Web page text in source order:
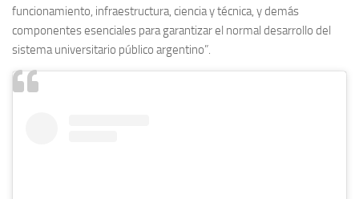
funcionamiento, infraestructura, ciencia y técnica, y demás
componentes esenciales para garantizar el normal desarrollo del
sistema universitario público argentino”.